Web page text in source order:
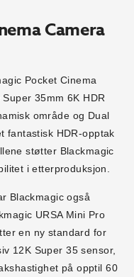
Camera
Pocket Cinema
35mm 6K HDR
område og Dual
fantastisk HDR-opptak
støtter Blackmagic
i etterproduksjon.
Blackmagic også
URSA Mini Pro
en ny standard for
12K Super 35 sensor,
på opptil 60